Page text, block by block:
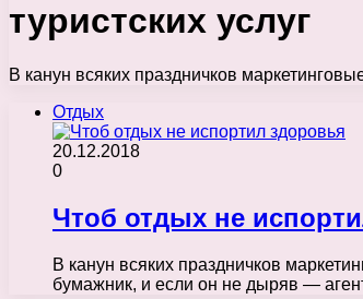
туристских услуг
В канун всяких праздничков
Отдых
20.12.2018
0
Чтоб отдых не
В канун всяких праздничков
бумажник, и если он не дыряв —